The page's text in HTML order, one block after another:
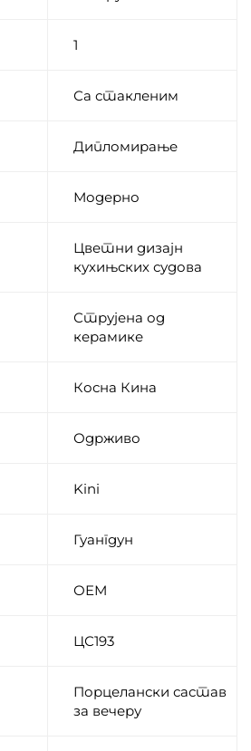
1
Са стакленим
Дипломирање
Модерно
Цветни дизајн
кухињских судова
Струјена од
керамике
Косна Кина
Одрживо
Kini
Гуангдун
ОЕМ
ЦС193
Порцелански састав
за вечеру